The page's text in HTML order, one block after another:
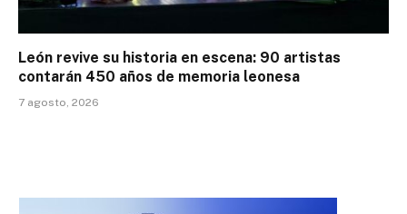
León revive su historia en escena: 90 artistas
contarán 450 años de memoria leonesa
7 agosto, 2026